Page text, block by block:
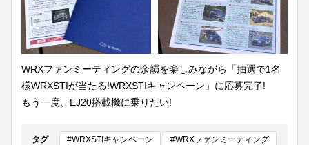
WRXファンミーティングの余韻を楽しみながら「抽選で1名
様WRXSTIが当たる!WRXSTIキャンペーン」に応募完了!
もう一度、EJ20搭載機に乗りたい!
タグ #WRXSTIキャンペーン
#WRXファンミーティング